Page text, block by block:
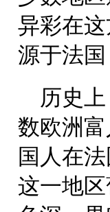
异彩在
源于法
历史
数欧洲
国人在
这一地